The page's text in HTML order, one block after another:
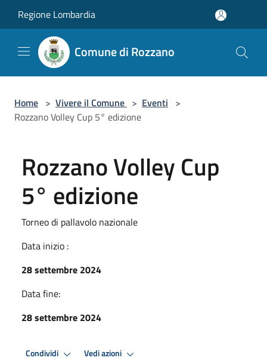
Regione Lombardia
Comune di Rozzano
Home > Vivere il Comune > Eventi >
Rozzano Volley Cup 5° edizione
Rozzano Volley Cup
5° edizione
Torneo di pallavolo nazionale
Data inizio :
28 settembre 2024
Data fine:
28 settembre 2024
Condividi Vedi azioni